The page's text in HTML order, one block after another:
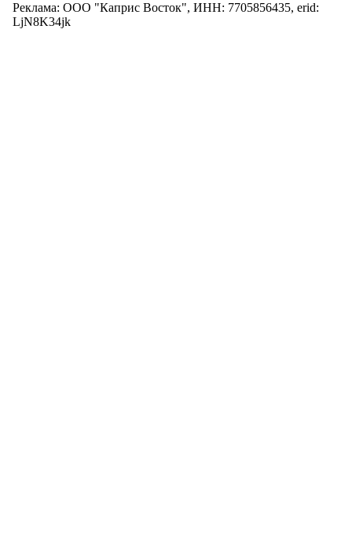
Реклама: ООО "Каприс Восток", ИНН: 7705856435, erid:
LjN8K34jk